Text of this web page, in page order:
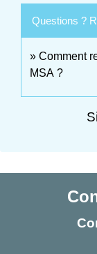
Questions ?
Comment
MSA ?